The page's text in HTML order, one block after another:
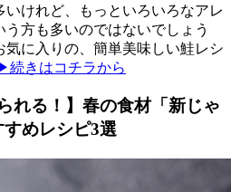
けれど、もっといろいろなアレ
方も多いのではないでしょう
に入りの、簡単美味しい鮭レシ
続きはコチラから
れる！】春の食材「新じゃ
めレシピ3選